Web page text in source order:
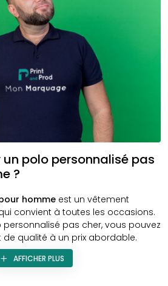
polo personnalisé pas
?
homme est un vêtement
convient à toutes les occasions.
personnalisé pas cher, vous pouvez
qualité à un prix abordable.
proposons des polos
homme à des prix compétitifs, sans
AFFICHER PLUS